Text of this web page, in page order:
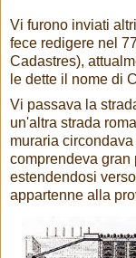
Vi furono inviati
fece redigere nel
Cadastres),
le dette il nome di
Vi passava la
un'altra strada
muraria
comprendeva gran
estendendosi
appartenne alla